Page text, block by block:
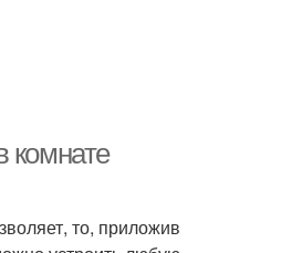
комнате
то, приложив